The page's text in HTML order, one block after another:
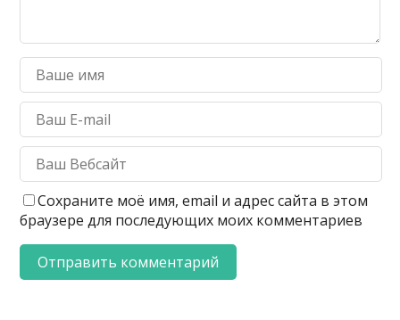
Сохраните моё имя, email и адрес сайта в этом
браузере для последующих моих комментариев